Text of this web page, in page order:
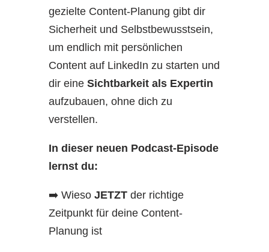
gezielte Content-Planung gibt dir
Sicherheit und Selbstbewusstsein,
um endlich mit persönlichen
Content auf LinkedIn zu starten und
dir eine Sichtbarkeit als Expertin
aufzubauen, ohne dich zu
verstellen.
In dieser neuen Podcast-Episode
lernst du:
➡️ Wieso JETZTder richtige
Zeitpunkt für deine Content-
Planung ist